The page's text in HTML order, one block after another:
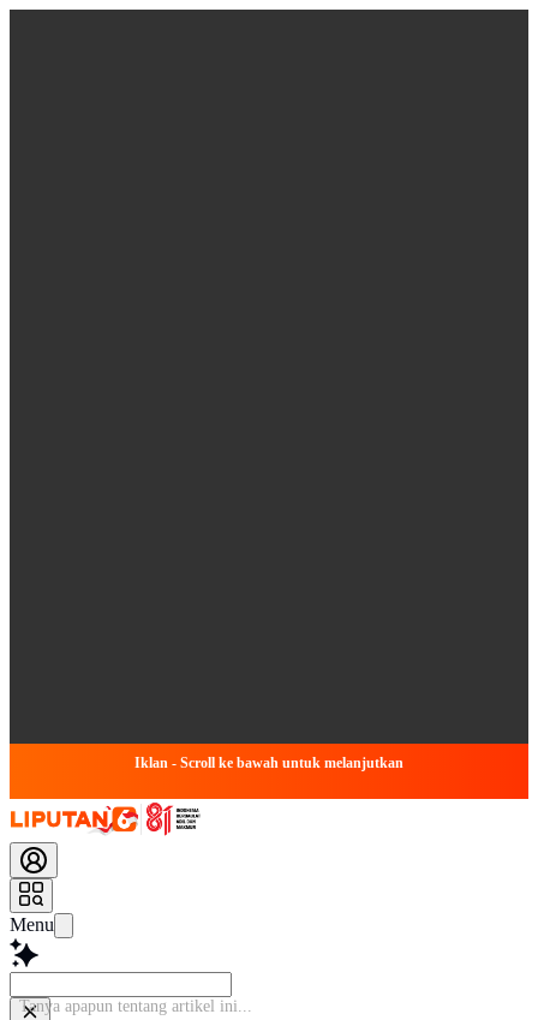
Iklan - Scroll ke bawah untuk melanjutkan
Menu
Bac